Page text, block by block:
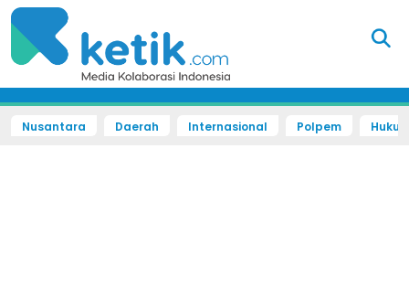
Nusantara Daerah Internasional Polpem